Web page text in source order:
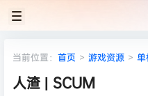
当前位置： 首页 > 游戏资源 > 单
人渣 | SCUM